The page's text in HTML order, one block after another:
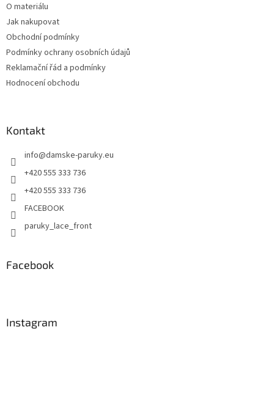
O materiálu
Jak nakupovat
Obchodní podmínky
Podmínky ochrany osobních údajů
Reklamační řád a podmínky
Hodnocení obchodu
Kontakt
info@damske-paruky.eu
+420 555 333 736
+420 555 333 736
FACEBOOK
paruky_lace_front
Facebook
Instagram